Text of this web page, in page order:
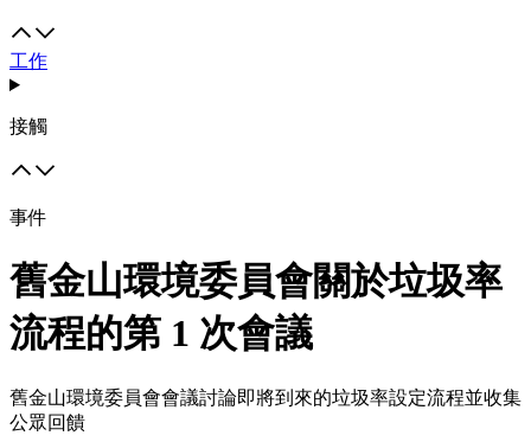
工作
接觸
事件
舊金山環境委員會關於垃圾率
流程的第 1 次會議
舊金山環境委員會會議討論即將到來的垃圾率設定流程並收集
公眾回饋